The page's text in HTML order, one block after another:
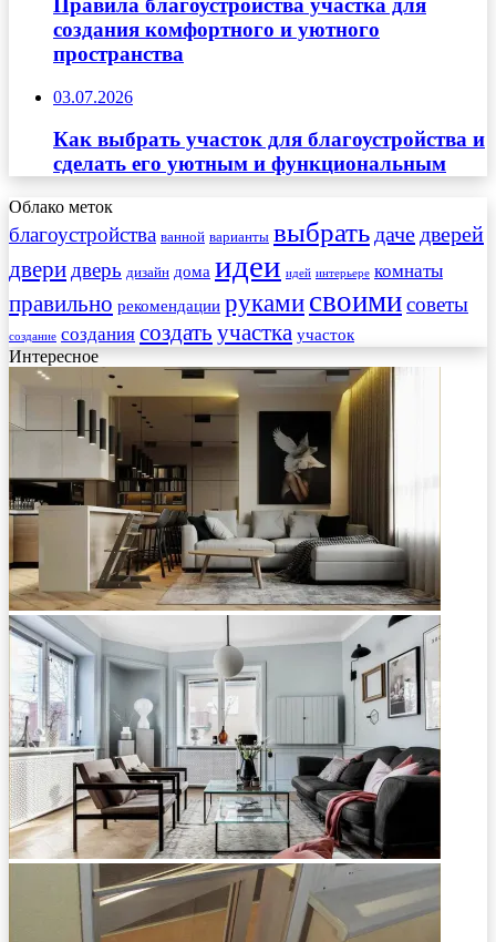
Правила благоустройства участка для
создания комфортного и уютного
пространства
03.07.2026
Как выбрать участок для благоустройства и
сделать его уютным и функциональным
Облако меток
благоустройства ванной варианты выбрать даче дверей
двери дверь дизайн дома идеи идей интерьере комнаты
правильно рекомендации руками своимисоветы
создание создания создать участка участок
Интересное